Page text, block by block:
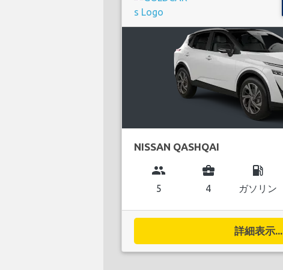
NISSAN QASHQAI
group
5
business_center
4
local_gas_station
ガソリン
詳細表示...